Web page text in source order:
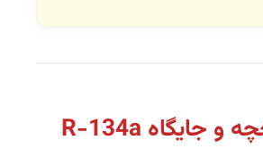
تاریخچه و جایگاه R-134a